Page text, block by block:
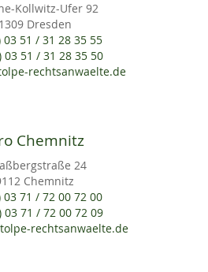
Kollwitz-Ufer 92
Dresden
03 51 / 31 28 35 55
03 51 / 31 28 35 50
rechtsanwaelte.de
Chemnitz
24
Chemnitz
03 71 / 72 00 72 00
03 71 / 72 00 72 09
rechtsanwaelte.de